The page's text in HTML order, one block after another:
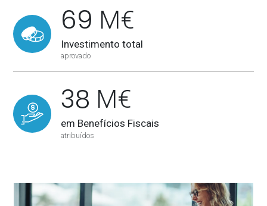
69 M€
Investimento total
aprovado
38 M€
em Benefícios Fiscais
atribuídos